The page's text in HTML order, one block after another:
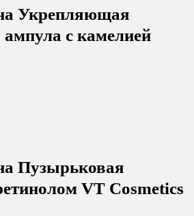
Укрепляющая
ампула с камелией
Пузырьковая
VT Cosmetics